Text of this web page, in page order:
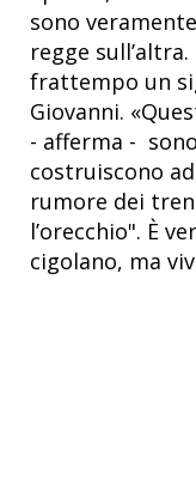
sono
regge
frattempo un
Giovanni.
- afferma -
costruiscono
rumore dei
l’orecchio". È
cigolano, ma